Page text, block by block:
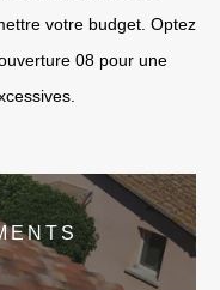
votre budget. Optez
08 pour une